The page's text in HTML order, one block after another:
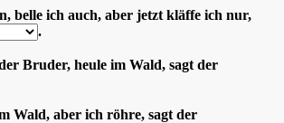
belle ich auch, aber jetzt kläffe ich nur,
.
Bruder, heule im Wald, sagt der
Wald, aber ich röhre, sagt der